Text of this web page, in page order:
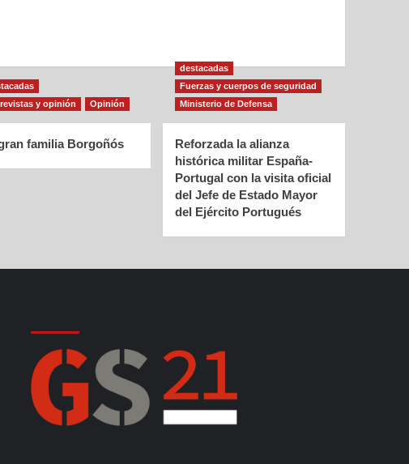
y opinión
Opinión
familia Borgoñós
destacadas
Fuerzas y cuerpos de seguridad
Ministerio de Defensa
Reforzada la alianza
histórica militar España-
Portugal con la visita oficial
del Jefe de Estado Mayor
del Ejército Portugués